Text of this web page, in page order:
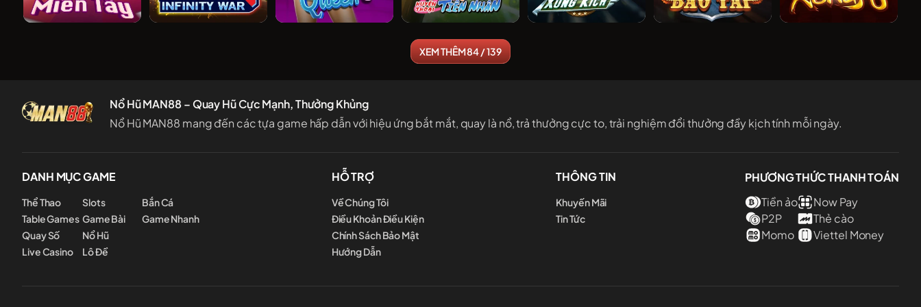
Thần Bài Miền Tây Axie Infinity Gái Nhảy Naruto Huyền Thoại Tiên Nhân Phi Đội Xung Kích Cung Đường Bão Táp Tuyệt Đỉnh Kungfu
XEM THÊM 84 / 139
Nổ Hũ MAN88 – Quay Hũ Cực Mạnh, Thưởng Khủng
Nổ Hũ MAN88 mang đến các tựa game hấp dẫn với hiệu ứng bắt mắt, quay là nổ, trả thưởng cực to, trải nghiệm đổi thưởng đầy kịch tính mỗi ngày.
DANH MỤC GAME
Thể Thao
Table Games
Quay Số
Live Casino
Slots
Game Bài
Nổ Hũ
Lô Đề
Bắn Cá
Game Nhanh
HỖ TRỢ
Về Chúng Tôi
Điều Khoản Điều Kiện
Chính Sách Bảo Mật
Hướng Dẫn
THÔNG TIN
Khuyến Mãi
Tin Tức
PHƯƠNG THỨC THANH TOÁN
Tiền ảo
P2P
Momo
Now Pay
Thẻ cào
Viettel Money